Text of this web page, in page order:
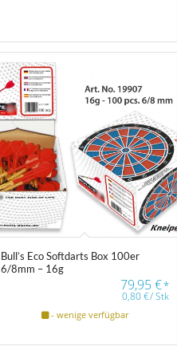
4.33
Bull’s Eco Softdarts Box 100er
6/8mm – 16g
79,95€*
0,80€/Stk
- wenige verfügbar